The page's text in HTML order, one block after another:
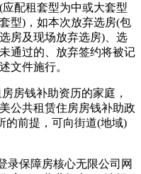
配租套型为中或大套型
型)，如本次放弃选房(包
房及现场放弃选房)、选
通过的、放弃签约将被记
文件施行。
房钱补助资历的家庭，
公共租赁住房房钱补助政
的前提，可向街道(地域)
保障房核心无限公司网